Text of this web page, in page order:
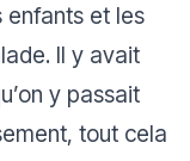
enfants et les
Il y avait
y passait
tout cela